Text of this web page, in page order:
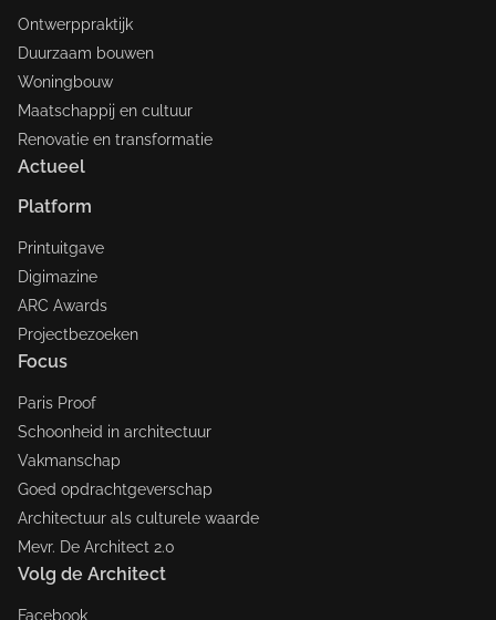
Ontwerppraktijk
Duurzaam bouwen
Woningbouw
Maatschappij en cultuur
Renovatie en transformatie
Actueel
Platform
Printuitgave
Digimazine
ARC Awards
Projectbezoeken
Focus
Paris Proof
Schoonheid in architectuur
Vakmanschap
Goed opdrachtgeverschap
Architectuur als culturele waarde
Mevr. De Architect 2.0
Volg de Architect
Facebook